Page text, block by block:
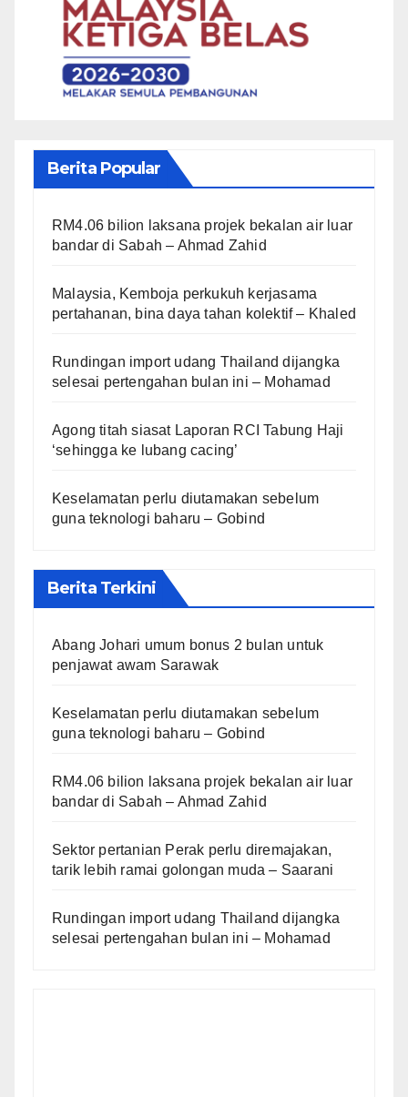
Berita Popular
RM4.06 bilion laksana projek bekalan air luar
bandar di Sabah – Ahmad Zahid
Malaysia, Kemboja perkukuh kerjasama
pertahanan, bina daya tahan kolektif – Khaled
Rundingan import udang Thailand dijangka
selesai pertengahan bulan ini – Mohamad
Agong titah siasat Laporan RCI Tabung Haji
‘sehingga ke lubang cacing’
Keselamatan perlu diutamakan sebelum
guna teknologi baharu – Gobind
Berita Terkini
Abang Johari umum bonus 2 bulan untuk
penjawat awam Sarawak
Keselamatan perlu diutamakan sebelum
guna teknologi baharu – Gobind
RM4.06 bilion laksana projek bekalan air luar
bandar di Sabah – Ahmad Zahid
Sektor pertanian Perak perlu diremajakan,
tarik lebih ramai golongan muda – Saarani
Rundingan import udang Thailand dijangka
selesai pertengahan bulan ini – Mohamad